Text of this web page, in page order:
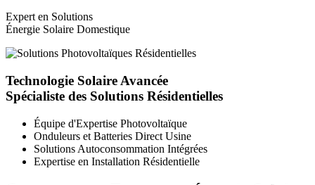
Expert en Solutions
Énergie Solaire Domestique
Technologie Solaire Avancée
Spécialiste des Solutions Résidentielles
Équipe d'Expertise Photovoltaïque
Onduleurs et Batteries Direct Usine
Solutions Autoconsommation Intégrées
Expertise en Installation Résidentielle